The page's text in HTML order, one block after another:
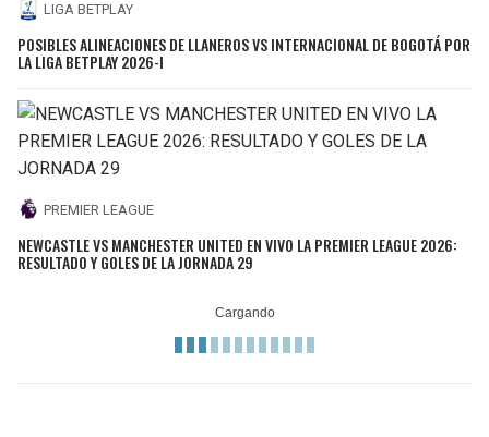
LIGA BETPLAY
POSIBLES ALINEACIONES DE LLANEROS VS INTERNACIONAL DE BOGOTÁ POR
LA LIGA BETPLAY 2026-I
PREMIER LEAGUE
NEWCASTLE VS MANCHESTER UNITED EN VIVO LA PREMIER LEAGUE 2026:
RESULTADO Y GOLES DE LA JORNADA 29